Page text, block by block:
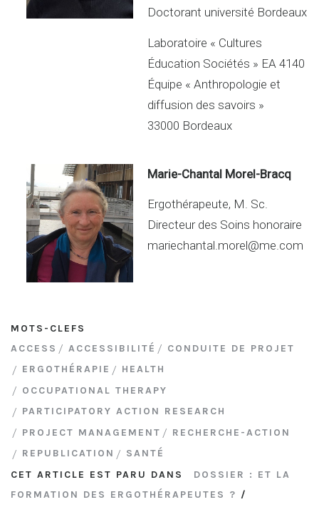
Doctorant université Bordeaux
Laboratoire « Cultures
Éducation Sociétés » EA 4140
Équipe « Anthropologie et
diffusion des savoirs »
33000 Bordeaux
Marie-Chantal Morel-Bracq
Ergothérapeute, M. Sc.
Directeur des Soins honoraire
mariechantal.morel@me.com
MOTS-CLEFS
ACCESS
ACCESSIBILITÉ
CONDUITE DE PROJET
ERGOTHÉRAPIE
HEALTH
OCCUPATIONAL THERAPY
PARTICIPATORY ACTION RESEARCH
PROJECT MANAGEMENT
RECHERCHE-ACTION
REPUBLICATION
SANTÉ
CET ARTICLE EST PARU DANS
DOSSIER : ET LA
FORMATION DES ERGOTHÉRAPEUTES ? /